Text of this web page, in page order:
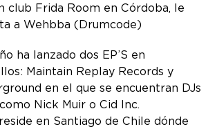
club Frida Room en Córdoba, le
a Wehbba (Drumcode)
ha lanzado dos EP’S en
Maintain Replay Records y
en el que se encuentran DJs
Nick Muir o Cid Inc.
en Santiago de Chile dónde